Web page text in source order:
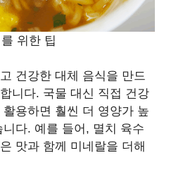
위한 팁
건강한 대체 음식을 만드
니다. 국물 대신 직접 건강
용하면 훨씬 더 영양가 높
다. 예를 들어, 멸치 육수
맛과 함께 미네랄을 더해